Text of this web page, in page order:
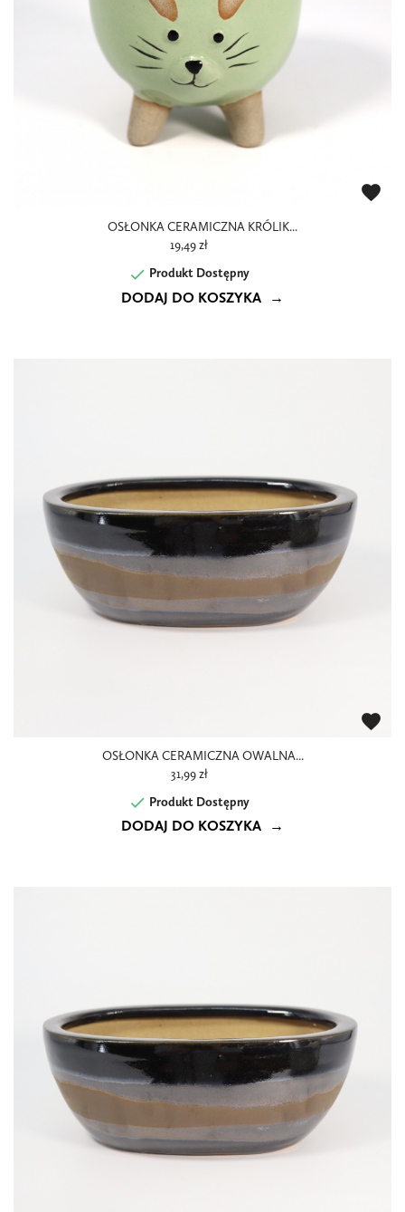
OSŁONKA CERAMICZNA KRÓLIK...
19,49 zł
 Produkt Dostępny
favorite
DODAJ DO KOSZYKA
OSŁONKA CERAMICZNA OWALNA...
31,99 zł
 Produkt Dostępny
favorite
DODAJ DO KOSZYKA